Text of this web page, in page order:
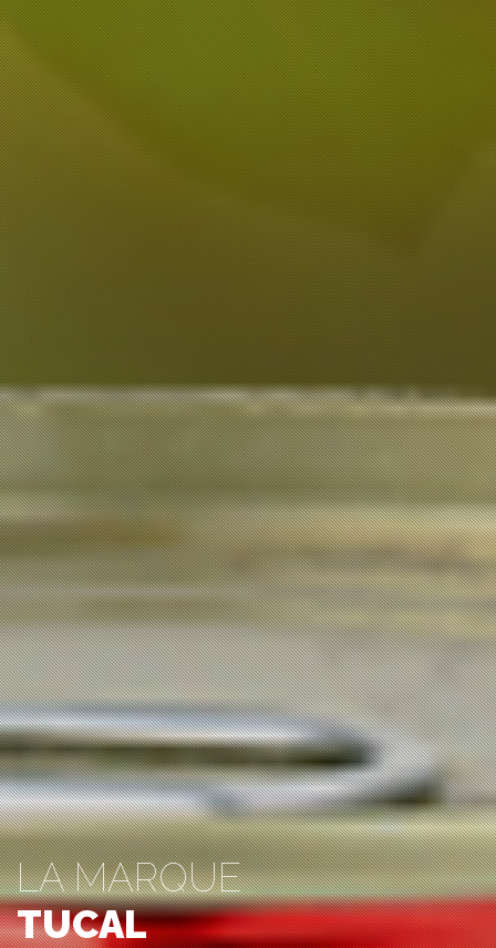
LA MARQUE
TUCAL